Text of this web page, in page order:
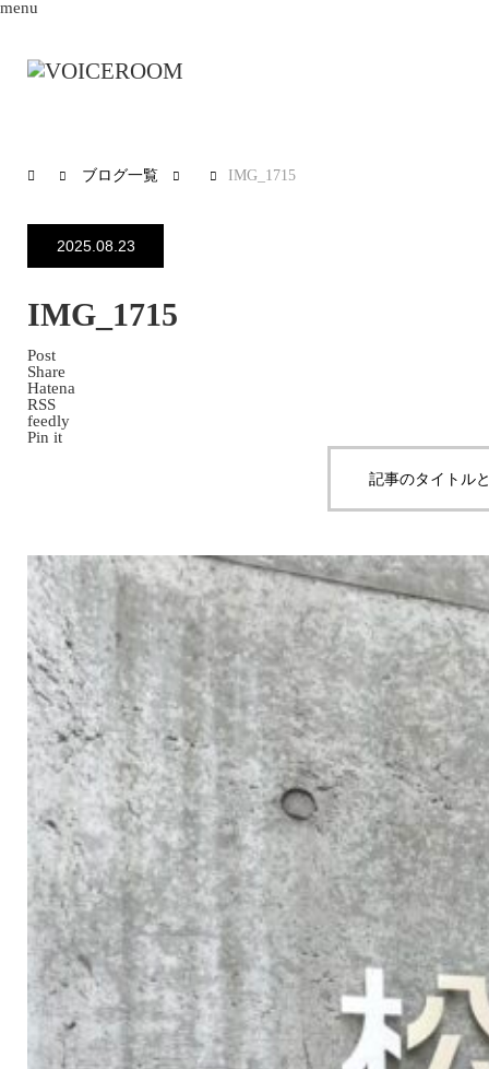
menu
ブログ一覧 IMG_1715
2025.08.23
IMG_1715
Post
Share
Hatena
RSS
feedly
Pin it
記事のタイトル